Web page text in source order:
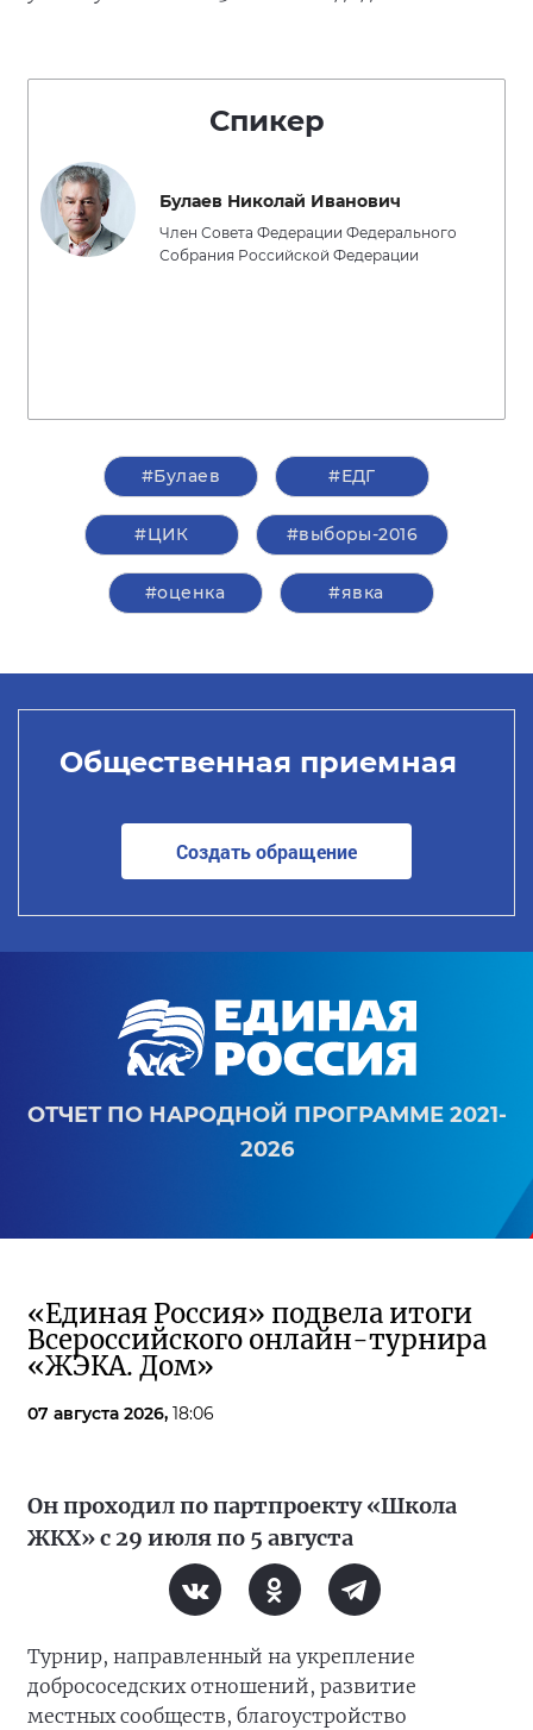
Спикер
Булаев Николай Иванович
Член Совета Федерации Федерального
Собрания Российской Федерации
#Булаев #ЕДГ
#ЦИК #выборы-2016
#оценка #явка
Общественная приемная
Создать обращение
ОТЧЕТ ПО НАРОДНОЙ ПРОГРАММЕ 2021-
2026
«Единая Россия» подвела итоги
Всероссийского онлайн-турнира
«ЖЭКА. Дом»
07 августа 2026, 18:06
Он проходил по партпроекту «Школа
ЖКХ» с 29 июля по 5 августа
Турнир, направленный на укрепление
добрососедских отношений, развитие
местных сообществ, благоустройство